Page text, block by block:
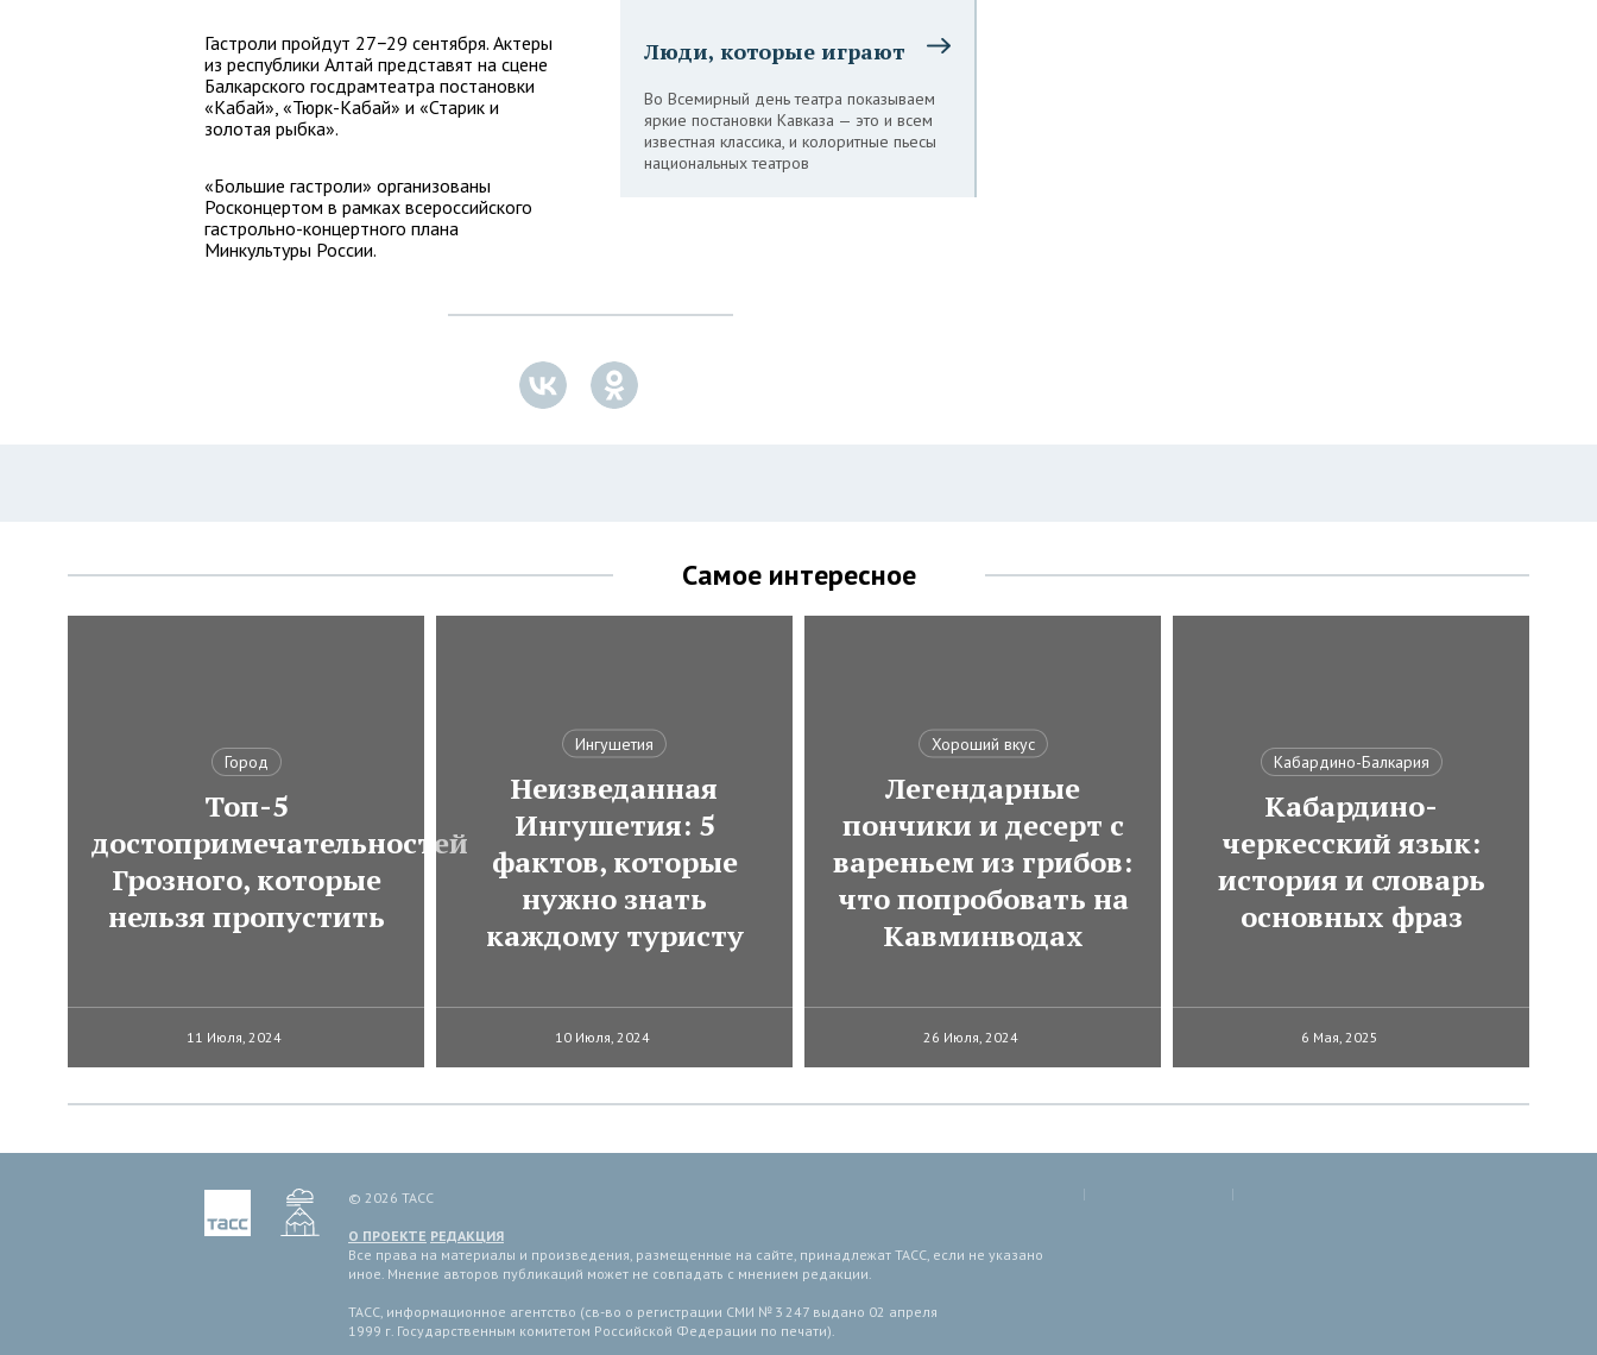
Люди, которые играют
Во Всемирный день театра показываем
яркие постановки Кавказа — это и всем
известная классика, и колоритные пьесы
национальных театров
Гастроли пройдут 27−29 сентября. Актеры
из республики Алтай представят на сцене
Балкарского госдрамтеатра постановки
«Кабай», «Тюрк-Кабай» и «Старик и
золотая рыбка».
«Большие гастроли» организованы
Росконцертом в рамках всероссийского
гастрольно-концертного плана
Минкультуры России.
Самое интересное
Город
Топ-5
достопримечательностей
Грозного, которые
нельзя пропустить
11 Июля, 2024
Ингушетия
Неизведанная
Ингушетия: 5
фактов, которые
нужно знать
каждому туристу
10 Июля, 2024
Хороший вкус
Легендарные
пончики и десерт с
вареньем из грибов:
что попробовать на
Кавминводах
26 Июля, 2024
Кабардино-Балкария
Кабардино-
черкесский язык:
история и словарь
основных фраз
6 Мая, 2025
© 2026 ТАСС
О ПРОЕКТЕ РЕДАКЦИЯ
Все права на материалы и произведения, размещенные на сайте, принадлежат ТАСС, если не указано
иное. Мнение авторов публикаций может не совпадать с мнением редакции.
ТАСС, информационное агентство (св-во о регистрации СМИ № 3 247 выдано 02 апреля
1999 г. Государственным комитетом Российской Федерации по печати).